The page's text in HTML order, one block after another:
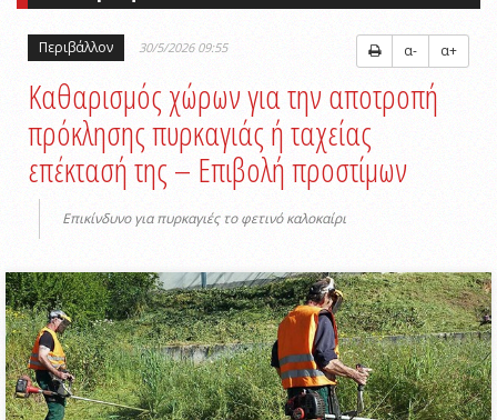
Περιβάλλον 30/5/2026 09:55 α- α+
Καθαρισμός χώρων για την αποτροπή
πρόκλησης πυρκαγιάς ή ταχείας
επέκτασή της – Επιβολή προστίμων
Επικίνδυνο για πυρκαγιές το φετινό καλοκαίρι